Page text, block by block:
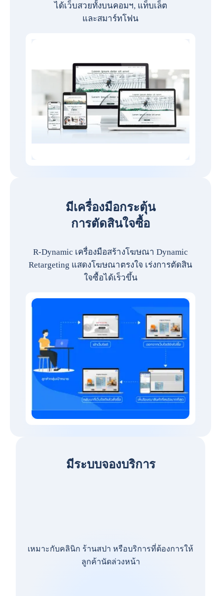
ได้เว็บสวยทั้งบนคอมฯ, แท็บเล็ต
และสมาร์ทโฟน
มีเครื่องมือกระตุ้น
การตัดสินใจซื้อ
R-Dynamic เครื่องมือสร้างโฆษณา Dynamic
Retargeting แสดงโฆษณาตรงใจ เร่งการตัดสิน
ใจซื้อได้เร็วขึ้น
มีระบบจองบริการ
เหมาะกับคลินิก ร้านสปา หรือบริการที่ต้องการให้
ลูกค้านัดล่วงหน้า